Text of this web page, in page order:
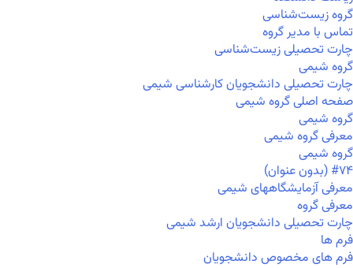
گروه زیست‌شناسی
تماس با مدیر گروه
چارت تحصیلی زیست‌شناسی
گروه شیمی
چارت تحصیلی دانشجویان کارشناسی شیمی
صفحه اصلی گروه شیمی
گروه شیمی
معرفی گروه شیمی
گروه شیمی
#۷۴ (بدون عنوان)
معرفی آزمایشگاههای شیمی
معرفی گروه
چارت تحصیلی دانشجویان ارشد شیمی
فرم ها
فرم های مخصوص دانشجویان